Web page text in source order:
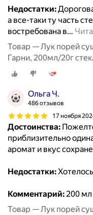
Недостатки:
а все-таки ту часть
востребована в…
Товар — Лук порей
Гарни, 200мл/20г
Ольга Ч.
486 отзывов
17 ноября
Достоинства:
приблизительно
аромат и вкус
Недостатки:
Комментарий:200 мл
Товар — Лук порей